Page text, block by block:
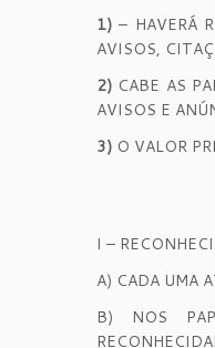
1) – HAVERÁ
AVISOS,
2) CABE AS
AVISOS E
3) O VALOR
I –
A) CADA UMA
B) NOS